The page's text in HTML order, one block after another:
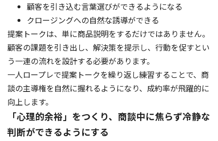
顧客を引き込む言葉選びができるようになる
クロージングへの自然な誘導ができる
提案トークは、単に商品説明をするだけではありません。
顧客の課題を引き出し、解決策を提示し、行動を促すとい
う一連の流れを設計する必要があります。
一人ロープレで提案トークを繰り返し練習することで、商
談の主導権を自然に握れるようになり、成約率が飛躍的に
向上します。
「心理的余裕」をつくり、商談中に焦らず冷静な
判断ができるようにする